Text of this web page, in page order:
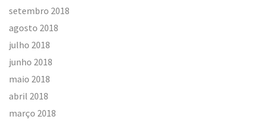
setembro 2018
agosto 2018
julho 2018
junho 2018
maio 2018
abril 2018
março 2018